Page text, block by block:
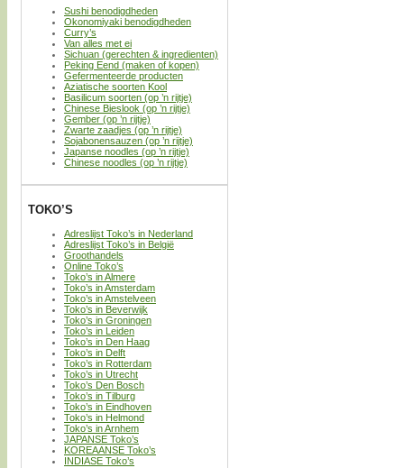
Sushi benodigdheden
Okonomiyaki benodigdheden
Curry’s
Van alles met ei
Sichuan (gerechten & ingredienten)
Peking Eend (maken of kopen)
Gefermenteerde producten
Aziatische soorten Kool
Basilicum soorten (op ’n rijtje)
Chinese Bieslook (op ’n rijtje)
Gember (op ’n rijtje)
Zwarte zaadjes (op ’n rijtje)
Sojabonensauzen (op ’n rijtje)
Japanse noodles (op ’n rijtje)
Chinese noodles (op ’n rijtje)
TOKO’S
Adreslijst Toko’s in Nederland
Adreslijst Toko’s in België
Groothandels
Online Toko’s
Toko’s in Almere
Toko’s in Amsterdam
Toko’s in Amstelveen
Toko’s in Beverwijk
Toko’s in Groningen
Toko’s in Leiden
Toko’s in Den Haag
Toko’s in Delft
Toko’s in Rotterdam
Toko’s in Utrecht
Toko’s Den Bosch
Toko’s in Tilburg
Toko’s in Eindhoven
Toko’s in Helmond
Toko’s in Arnhem
JAPANSE Toko’s
KOREAANSE Toko’s
INDIASE Toko’s